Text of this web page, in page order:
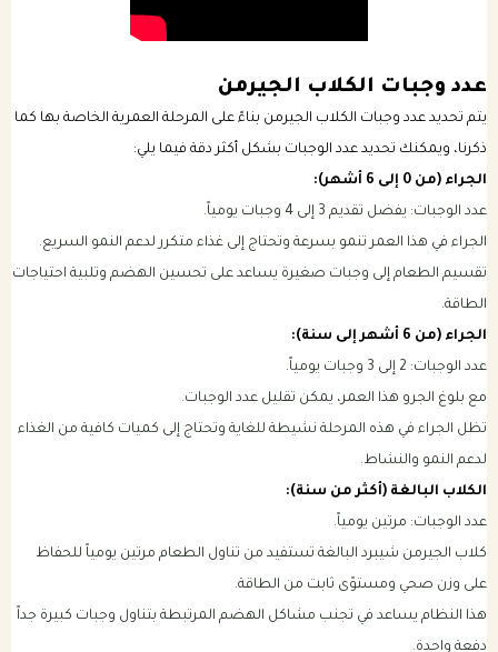
عدد وجبات الكلاب الجيرمن
يتم تحديد عدد وجبات الكلاب الجيرمن بناءً على المرحلة العمرية الخاصة بها كما
ذكرنا، ويمكنك تحديد عدد الوجبات بشكل أكثر دقة فيما يلي:
الجراء (من 0 إلى 6 أشهر):
عدد الوجبات: يفضل تقديم 3 إلى 4 وجبات يومياً.
الجراء في هذا العمر تنمو بسرعة وتحتاج إلى غذاء متكرر لدعم النمو السريع.
تقسيم الطعام إلى وجبات صغيرة يساعد على تحسين الهضم وتلبية احتياجات
الطاقة.
الجراء (من 6 أشهر إلى سنة):
عدد الوجبات: 2 إلى 3 وجبات يومياً.
مع بلوغ الجرو هذا العمر، يمكن تقليل عدد الوجبات.
تظل الجراء في هذه المرحلة نشيطة للغاية وتحتاج إلى كميات كافية من الغذاء
لدعم النمو والنشاط.
الكلاب البالغة (أكثر من سنة):
عدد الوجبات: مرتين يومياً.
كلاب الجيرمن شيبرد البالغة تستفيد من تناول الطعام مرتين يومياً للحفاظ
على وزن صحي ومستوًى ثابت من الطاقة.
هذا النظام يساعد في تجنب مشاكل الهضم المرتبطة بتناول وجبات كبيرة جداً
دفعة واحدة.